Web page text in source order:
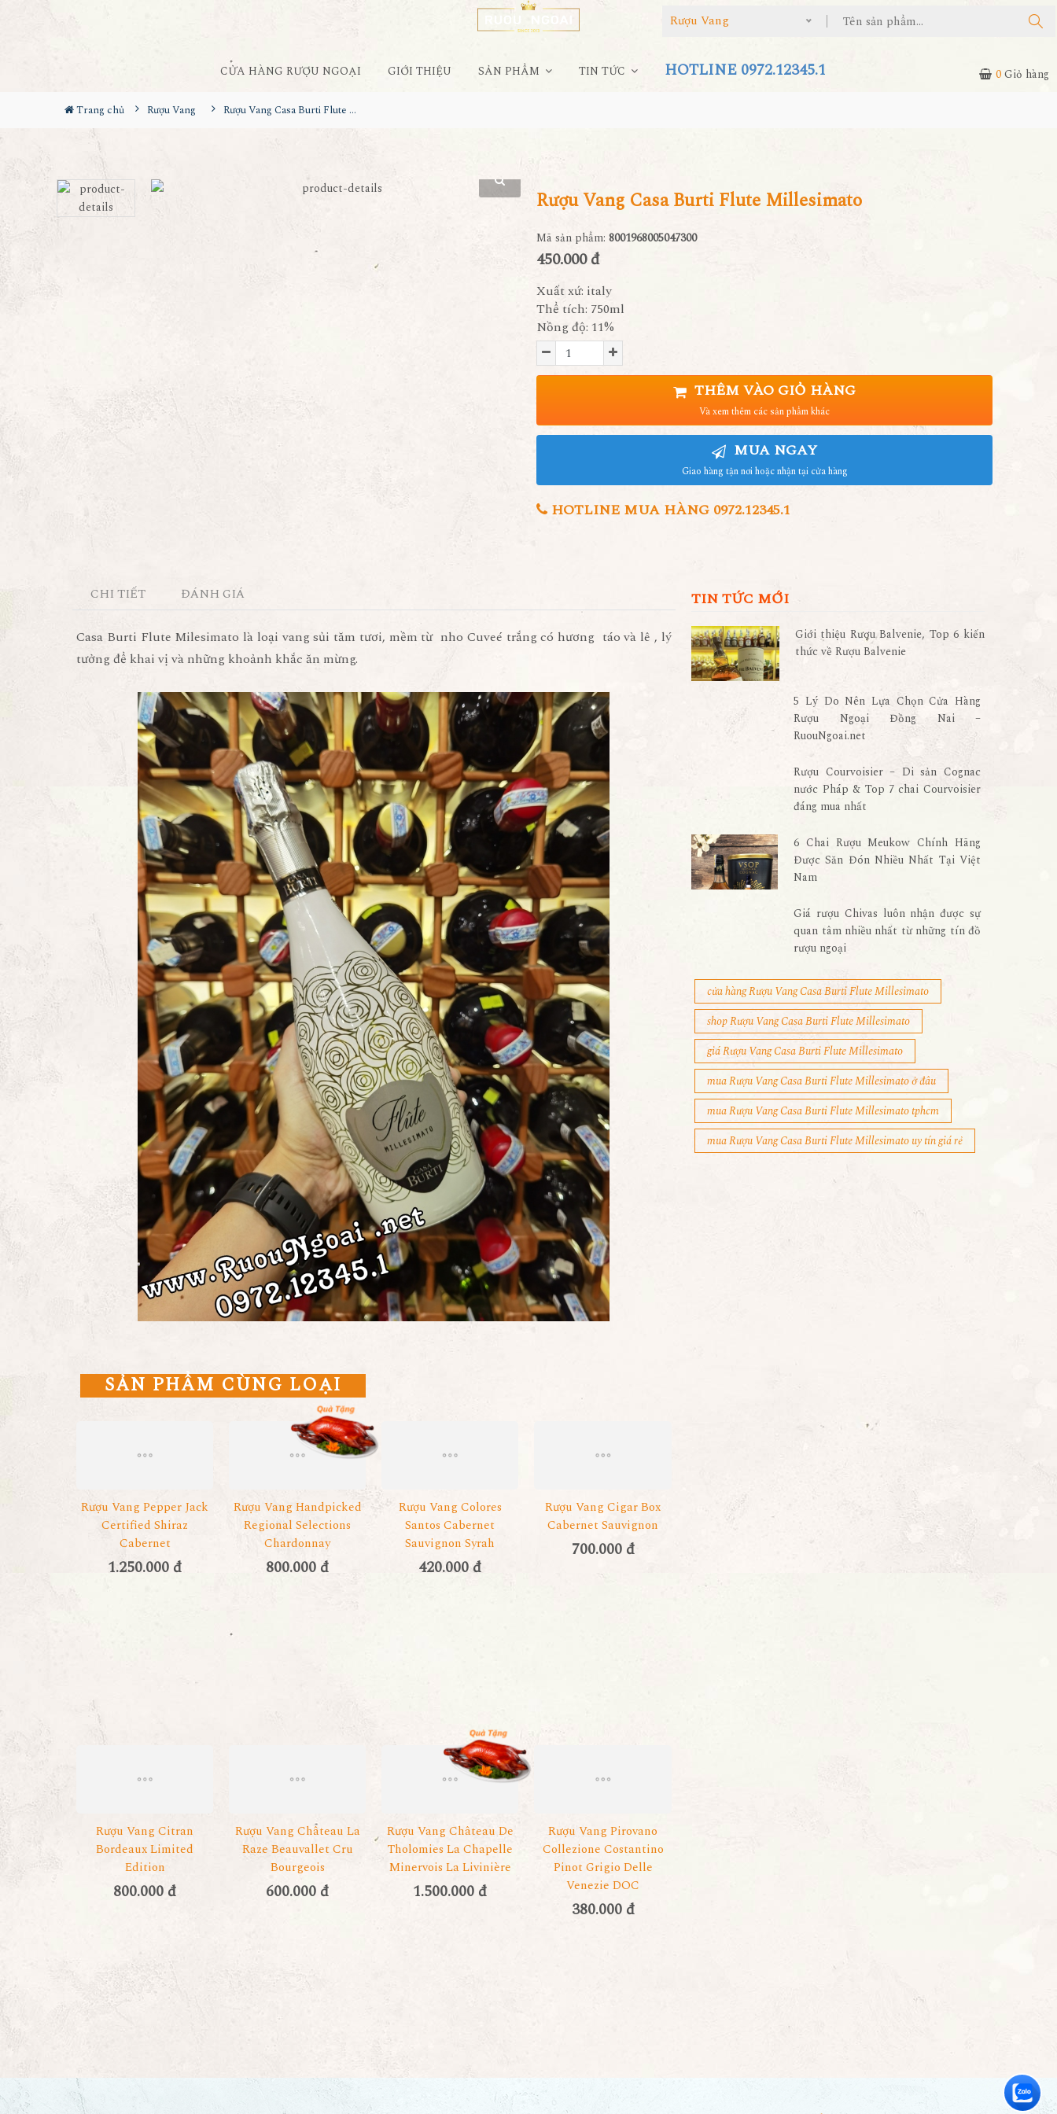
Rượu Vang
CỬA HÀNG RƯỢU NGOẠI GIỚI THIỆU SẢN PHẨM TIN TỨC HOTLINE 0972.12345.1 0Giỏ hàng
Trang chủ Rượu Vang Rượu Vang Casa Burti Flute Millesimato
Rượu Vang Casa Burti Flute Millesimato
Mã sản phẩm: 8001968005047300
450.000 đ
Xuất xứ: italy
Thể tích: 750ml
Nồng độ: 11%
THÊM VÀO GIỎ HÀNG
Và xem thêm các sản phẩm khác
MUA NGAY
Giao hàng tận nơi hoặc nhận tại cửa hàng
HOTLINE MUA HÀNG 0972.12345.1
CHI TIẾT ĐÁNH GIÁ
Casa Burti Flute Milesimato là loại vang sủi tăm tươi, mềm từ nho Cuveé trắng có hương táo và lê , lý
tưởng để khai vị và những khoảnh khắc ăn mừng.
SẢN PHẨM CÙNG LOẠI
Rượu Vang Pepper Jack
Certified Shiraz
Cabernet
1.250.000 đ
Rượu Vang Handpicked
Regional Selections
Chardonnay
800.000 đ
Rượu Vang Colores
Santos Cabernet
Sauvignon Syrah
420.000 đ
Rượu Vang Cigar Box
Cabernet Sauvignon
700.000 đ
Rượu Vang Citran
Bordeaux Limited
Edition
800.000 đ
Rượu Vang Château La
Raze Beauvallet Cru
Bourgeois
600.000 đ
Rượu Vang Château De
Tholomies La Chapelle
Minervois La Livinière
1.500.000 đ
Rượu Vang Pirovano
Collezione Costantino
Pinot Grigio Delle
Venezie DOC
380.000 đ
TIN TỨC MỚI
Giới thiệu Rượu Balvenie, Top 6 kiến
thức về Rượu Balvenie
5 Lý Do Nên Lựa Chọn Cửa Hàng
Rượu Ngoại Đồng Nai –
RuouNgoai.net
Rượu Courvoisier – Di sản Cognac
nước Pháp & Top 7 chai Courvoisier
đáng mua nhất
6 Chai Rượu Meukow Chính Hãng
Được Săn Đón Nhiều Nhất Tại Việt
Nam
Giá rượu Chivas luôn nhận được sự
quan tâm nhiều nhất từ những tín đồ
rượu ngoại
cửa hàng Rượu Vang Casa Burti Flute Millesimato
shop Rượu Vang Casa Burti Flute Millesimato
giá Rượu Vang Casa Burti Flute Millesimato
mua Rượu Vang Casa Burti Flute Millesimato ở đâu
mua Rượu Vang Casa Burti Flute Millesimato tphcm
mua Rượu Vang Casa Burti Flute Millesimato uy tín giá rẻ